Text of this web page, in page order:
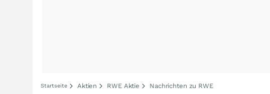
Startseite Aktien RWE Aktie Nachrichten zu RWE